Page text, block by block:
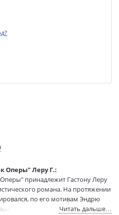
32
Оперы" Леру Г.:
принадлежит Гастону Леру
романа. На протяжении
по его мотивам Эндрю
мюзикл.
Читать дальше…